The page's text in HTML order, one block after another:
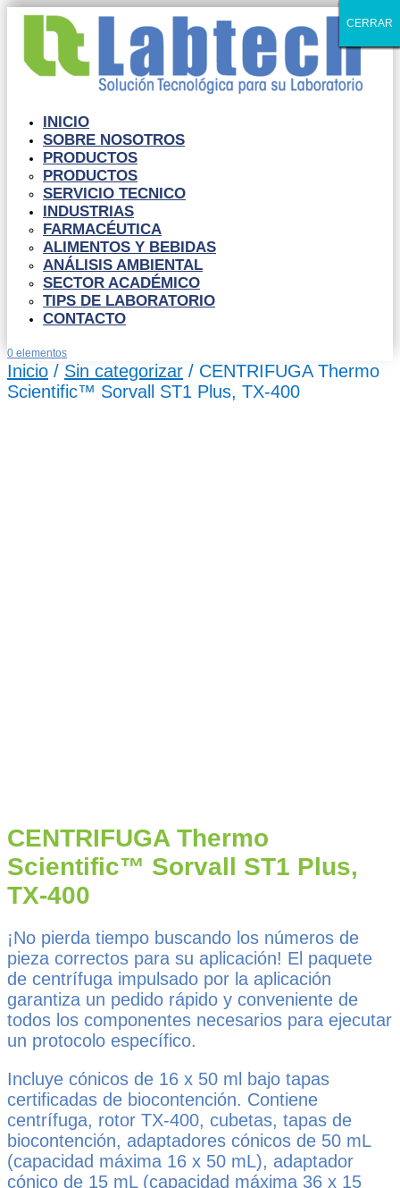
INICIO
SOBRE NOSOTROS
PRODUCTOS
PRODUCTOS
SERVICIO TECNICO
INDUSTRIAS
FARMACÉUTICA
ALIMENTOS Y BEBIDAS
ANÁLISIS AMBIENTAL
SECTOR ACADÉMICO
TIPS DE LABORATORIO
CONTACTO
0 elementos
Inicio / Sin categorizar / CENTRIFUGA Thermo
Scientific™ Sorvall ST1 Plus, TX-400
CENTRIFUGA Thermo
Scientific™ Sorvall ST1 Plus,
TX-400
¡No pierda tiempo buscando los números de
pieza correctos para su aplicación! El paquete
de centrífuga impulsado por la aplicación
garantiza un pedido rápido y conveniente de
todos los componentes necesarios para ejecutar
un protocolo específico.
Incluye cónicos de 16 x 50 ml bajo tapas
certificadas de biocontención. Contiene
centrífuga, rotor TX-400, cubetas, tapas de
biocontención, adaptadores cónicos de 50 mL
(capacidad máxima 16 x 50 mL), adaptador
cónico de 15 mL (capacidad máxima 36 x 15
CERRAR
CERRAR
CERRAR
CERRAR
CERRAR
CERRAR
CERRAR
CERRAR
CERRAR
CERRAR